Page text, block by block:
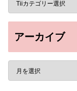
アーカイブ